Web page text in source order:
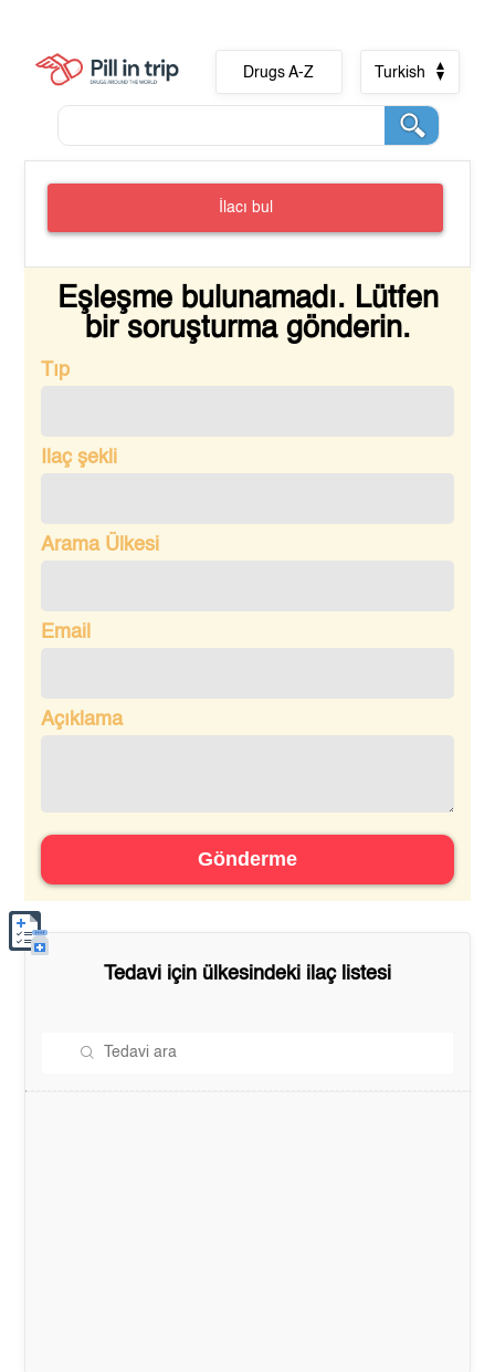
Drugs A-Z Turkish
İlacı bul
Eşleşme bulunamadı. Lütfen
bir soruşturma gönderin.
Tıp
Ilaç şekli
Arama Ülkesi
Email
Açıklama
Gönderme
Tedavi için ülkesindeki ilaç listesi